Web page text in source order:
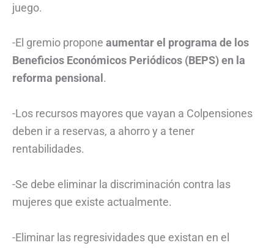
juego.
-El gremio propone aumentar el programa de los
Beneficios Económicos Periódicos (BEPS)en la
reforma pensional .
-Los recursos mayores que vayan a Colpensiones
deben ir a reservas, a ahorro y a tener
rentabilidades.
-Se debe eliminar la discriminación contra las
mujeres que existe actualmente.
-Eliminar las regresividades que existan en el